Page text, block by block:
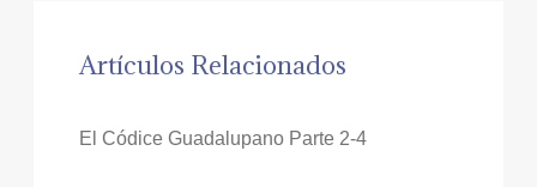
Artículos Relacionados
El Códice Guadalupano Parte 2-4